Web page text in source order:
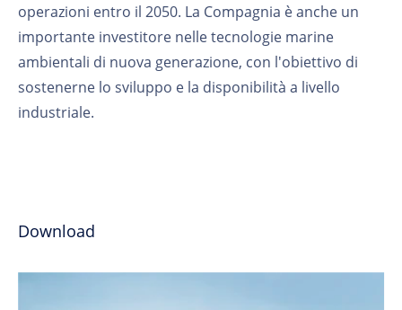
operazioni entro il 2050. La Compagnia è anche un
importante investitore nelle tecnologie marine
ambientali di nuova generazione, con l'obiettivo di
sostenerne lo sviluppo e la disponibilità a livello
industriale.
Download